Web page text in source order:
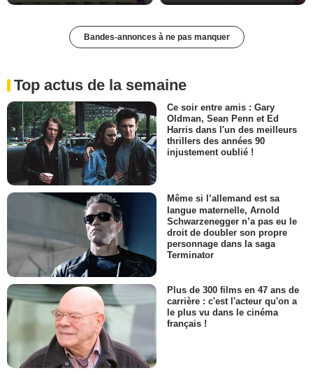
Bandes-annonces à ne pas manquer
Top actus de la semaine
Ce soir entre amis : Gary
Oldman, Sean Penn et Ed
Harris dans l'un des meilleurs
thrillers des années 90
injustement oublié !
Même si l’allemand est sa
langue maternelle, Arnold
Schwarzenegger n’a pas eu le
droit de doubler son propre
personnage dans la saga
Terminator
Plus de 300 films en 47 ans de
carrière : c'est l'acteur qu'on a
le plus vu dans le cinéma
français !